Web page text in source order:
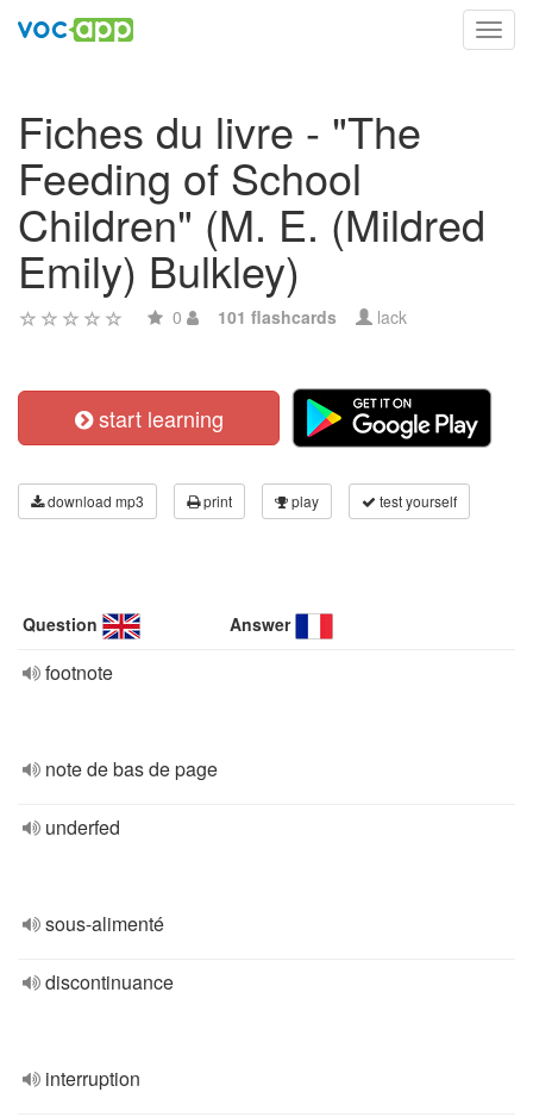
Fiches du livre - "The
Feeding of School
Children" (M. E. (Mildred
Emily) Bulkley)
0 101 flashcards lack
start learning
download mp3 print play test yourself
Question Answer
footnote
note de bas de page
underfed
sous-alimenté
discontinuance
interruption